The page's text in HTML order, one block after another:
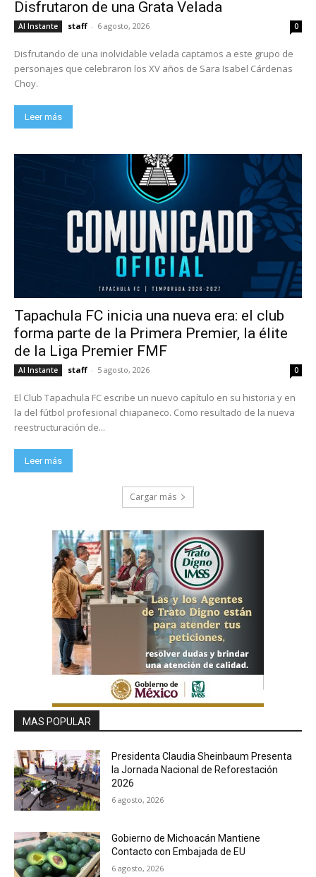
Disfrutaron de una Grata Velada
Al Instante staff - 6 agosto, 2026 0
Disfrutando de una inolvidable velada captamos a este grupo de
personajes que celebraron los XV años de Sara Isabel Cárdenas
Choy.
Leer más
Tapachula FC inicia una nueva era: el club
forma parte de la Primera Premier, la élite
de la Liga Premier FMF
Al Instante staff - 5 agosto, 2026 0
El Club Tapachula FC escribe un nuevo capítulo en su historia y en
la del fútbol profesional chiapaneco. Como resultado de la nueva
reestructuración de...
Leer más
Cargar más
MAS POPULAR
Presidenta Claudia Sheinbaum Presenta
la Jornada Nacional de Reforestación
2026
6 agosto, 2026
Gobierno de Michoacán Mantiene
Contacto con Embajada de EU
6 agosto, 2026